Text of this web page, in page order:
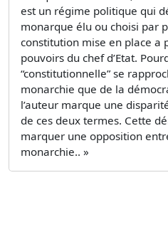
est un régime politique qui
monarque élu ou choisi par
constitution mise en place a
pouvoirs du chef d’Etat.
“constitutionnelle” se
monarchie que de la
l’auteur marque une
de ces deux termes. Cette
marquer une opposition
monarchie.. »